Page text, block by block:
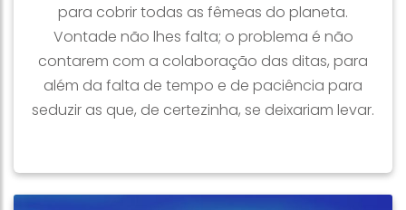
para cobrir todas as fêmeas do planeta.
Vontade não lhes falta; o problema é não
contarem com a colaboração das ditas, para
além da falta de tempo e de paciência para
seduzir as que, de certezinha, se deixariam levar.